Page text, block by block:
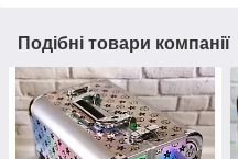
Подібні товари компанії